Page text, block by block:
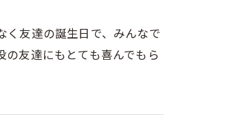
友達の誕生日で、みんなで
友達にもとても喜んでもら